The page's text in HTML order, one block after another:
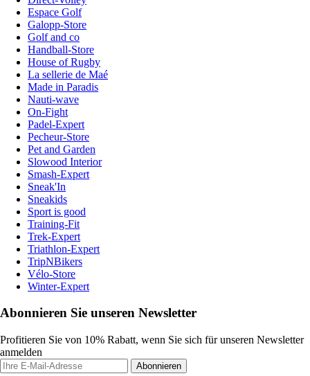
Espace Golf
Galopp-Store
Golf and co
Handball-Store
House of Rugby
La sellerie de Maé
Made in Paradis
Nauti-wave
On-Fight
Padel-Expert
Pecheur-Store
Pet and Garden
Slowood Interior
Smash-Expert
Sneak'In
Sneakids
Sport is good
Training-Fit
Trek-Expert
Triathlon-Expert
TripNBikers
Vélo-Store
Winter-Expert
Abonnieren Sie unseren Newsletter
Profitieren Sie von 10% Rabatt, wenn Sie sich für unseren Newsletter
anmelden
Abonnieren